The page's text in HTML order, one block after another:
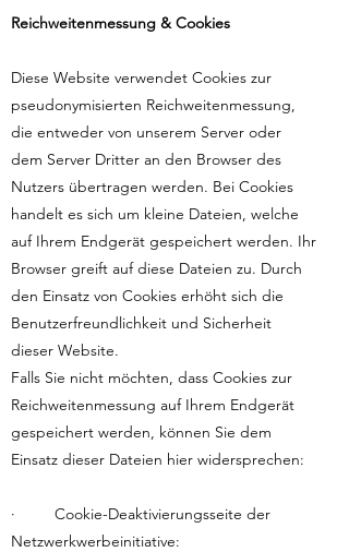
Reichweitenmessung & Cookies
Diese Website verwendet Cookies zur
pseudonymisierten Reichweitenmessung,
die entweder von unserem Server oder
dem Server Dritter an den Browser des
Nutzers übertragen werden. Bei Cookies
handelt es sich um kleine Dateien, welche
auf Ihrem Endgerät gespeichert werden. Ihr
Browser greift auf diese Dateien zu. Durch
den Einsatz von Cookies erhöht sich die
Benutzerfreundlichkeit und Sicherheit
dieser Website.
Falls Sie nicht möchten, dass Cookies zur
Reichweitenmessung auf Ihrem Endgerät
gespeichert werden, können Sie dem
Einsatz dieser Dateien hier widersprechen:
· Cookie-Deaktivierungsseite der
Netzwerkwerbeinitiative: